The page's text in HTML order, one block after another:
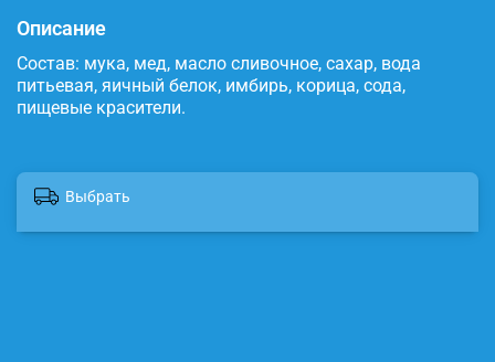
Описание
Состав: мука, мед, масло сливочное, сахар, вода
питьевая, яичный белок, имбирь, корица, сода,
пищевые красители.
Выбрать